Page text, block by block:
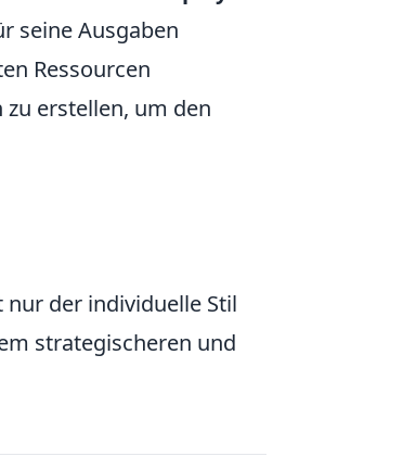
seine Ausgaben
Ressourcen
erstellen, um den
der individuelle Stil
strategischeren und